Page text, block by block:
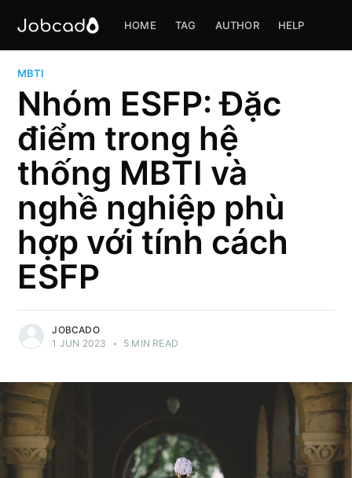
HOME TAG AUTHOR HELP
MBTI
Nhóm ESFP: Đặc
điểm trong hệ
thống MBTI và
nghề nghiệp phù
hợp với tính cách
ESFP
JOBCADO
1 JUN 2023
• 5 MIN READ